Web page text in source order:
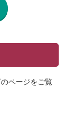
ページをご覧